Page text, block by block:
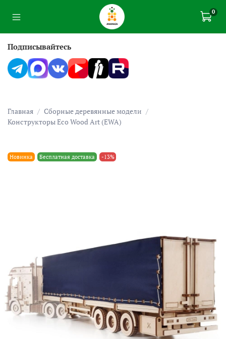
0
Главная
Сборные деревянные модели
Конструкторы Eco Wood Art (EWA)
Новинка Бесплатная доставка -13%
Подписывайтесь